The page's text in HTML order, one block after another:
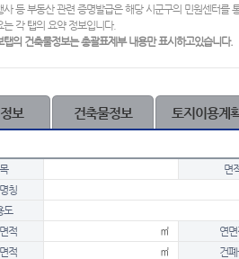
사 등 부동산 관련 증명발급은 해당 시군구의 민원센터를
는 각 탭의 요약 정보입니다.
탭의 건축물정보는 총괄표제부 내용만 표시하고있습니다.
보 건축물정보 토지이용계
면
칭
도
적
㎡
연
적
㎡
건